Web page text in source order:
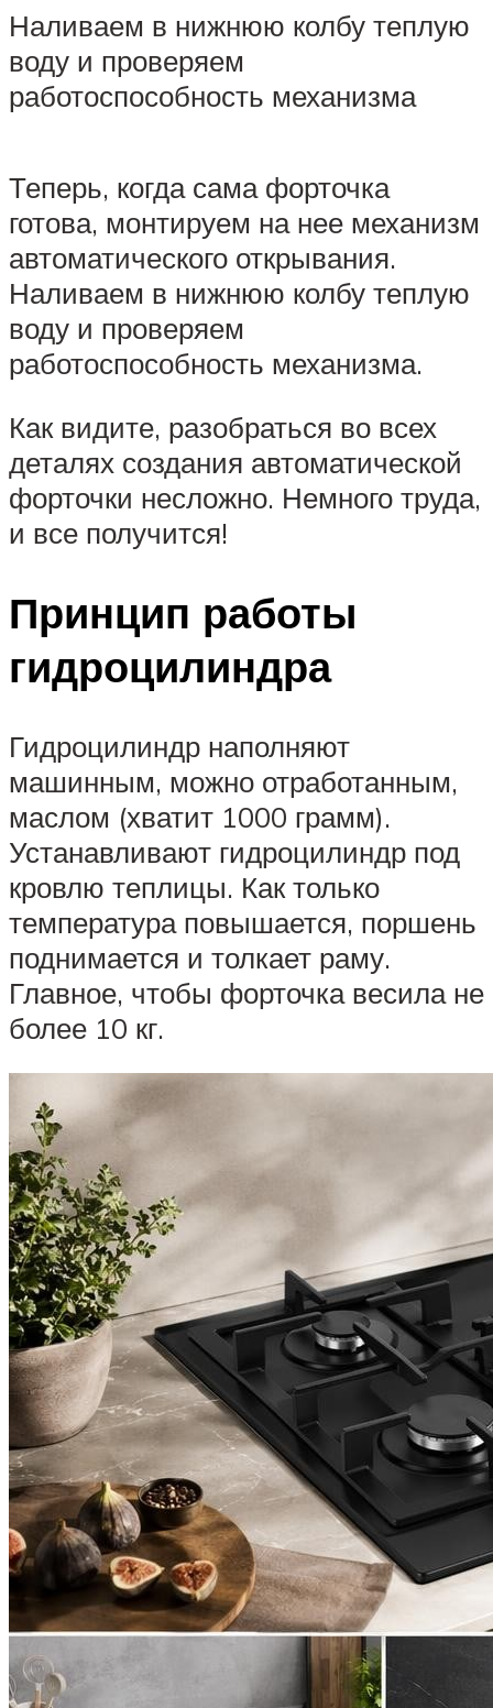
Наливаем в нижнюю колбу теплую
воду и проверяем
работоспособность механизма
Теперь, когда сама форточка
готова, монтируем на нее механизм
автоматического открывания.
Наливаем в нижнюю колбу теплую
воду и проверяем
работоспособность механизма.
Как видите, разобраться во всех
деталях создания автоматической
форточки несложно. Немного труда,
и все получится!
Принцип работы
гидроцилиндра
Гидроцилиндр наполняют
машинным, можно отработанным,
маслом (хватит 1000 грамм).
Устанавливают гидроцилиндр под
кровлю теплицы. Как только
температура повышается, поршень
поднимается и толкает раму.
Главное, чтобы форточка весила не
более 10 кг.